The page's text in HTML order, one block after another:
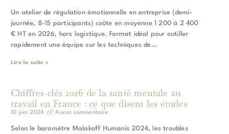
Un atelier de régulation émotionnelle en entreprise (demi-
journée, 8-15 participants) coûte en moyenne 1 200 à 2 400
€ HT en 2026, hors logistique. Format idéal pour outiller
rapidement une équipe sur les techniques de…
Lire la suite »
Chiffres-clés 2026 de la santé mentale au
travail en France : ce que disent les études
10 juin 2026 Aucun commentaire
Selon le baromètre Malakoff Humanis 2024, les troubles